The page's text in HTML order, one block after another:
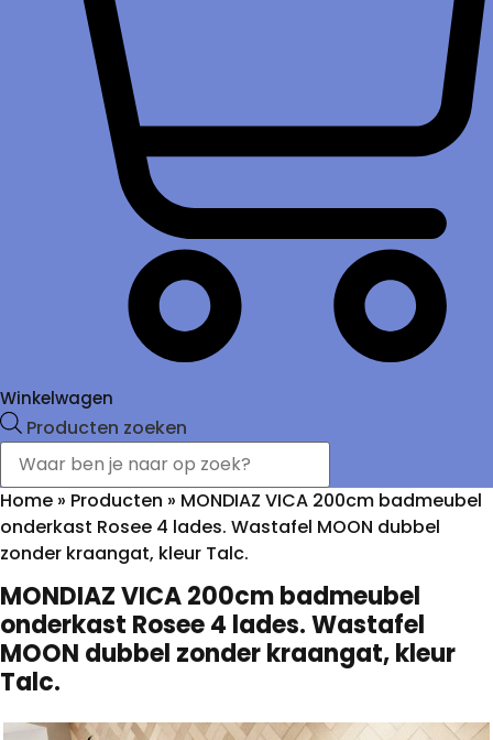
Winkelwagen
Producten zoeken
Home » Producten » MONDIAZ VICA 200cm badmeubel
onderkast Rosee 4 lades. Wastafel MOON dubbel
zonder kraangat, kleur Talc.
MONDIAZ VICA 200cm badmeubel
onderkast Rosee 4 lades. Wastafel
MOON dubbel zonder kraangat, kleur
Talc.